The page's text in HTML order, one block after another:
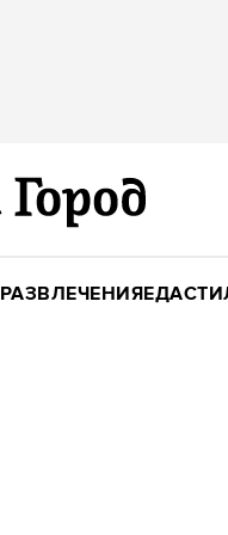
РАЗВЛЕЧЕНИЯЕДА